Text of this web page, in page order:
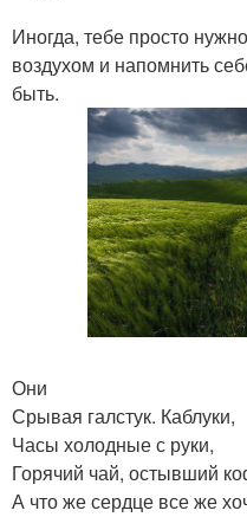
Иногда, тебе просто
воздухом и напомнить
быть.
Они
Срывая галстук. Каблуки,
Часы холодные с руки,
Горячий чай, остывший
А что же сердце все же